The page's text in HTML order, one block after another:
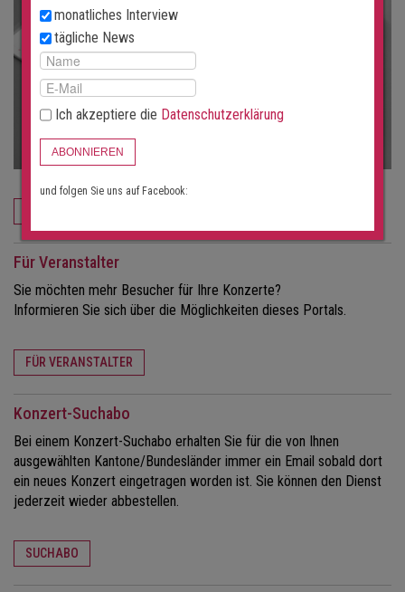
Für Veranstalter
Sie möchten mehr Besucher für Ihre Konzerte?
Informieren Sie sich über die Möglichkeiten dieses Portals.
FÜR VERANSTALTER
Konzert-Suchabo
Bei einem Konzert-Suchabo erhalten Sie für die von Ihnen
ausgewählten Kantone/Bundesländer immer ein Email sobald dort
ein neues Konzert eingetragen worden ist. Sie können den Dienst
jederzeit wieder abbestellen.
SUCHABO
monatliches Interview
tägliche News
Ich akzeptiere die Datenschutzerklärung
ABONNIEREN
und folgen Sie uns auf Facebook: